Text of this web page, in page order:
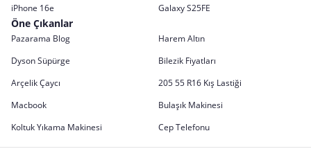
iPhone 16e
Galaxy S25FE
Öne Çıkanlar
Pazarama Blog
Harem Altın
Dyson Süpürge
Bilezik Fiyatları
Arçelik Çaycı
205 55 R16 Kış Lastiği
Macbook
Bulaşık Makinesi
Koltuk Yıkama Makinesi
Cep Telefonu